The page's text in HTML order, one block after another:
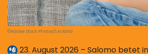
©Adobe Stock Photos/S.Kobold
23. August 2026 – Salomo betet